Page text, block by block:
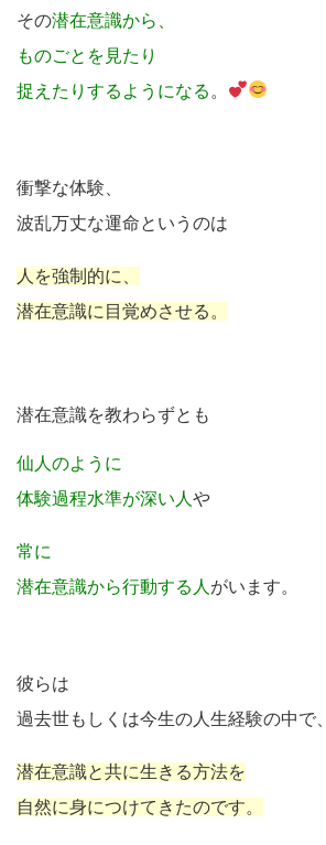
その潜在意識から、
ものごとを見たり
捉えたりするようになる 。
衝撃な体験、
波乱万丈な運命というのは
人を強制的に、
潜在意識に目覚めさせる。
潜在意識を教わらずとも
仙人のように
体験過程水準が深い人 や
常に
潜在意識から行動する人 がいます。
彼らは
過去世もしくは今生の人生経験の中で、
潜在意識と共に生きる方法を
自然に身につけてきたのです。